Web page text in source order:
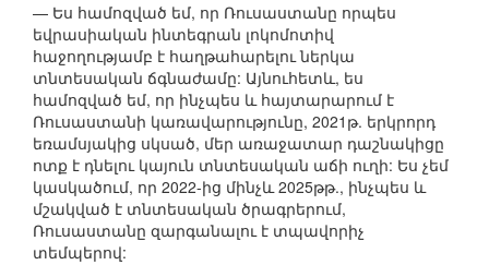
— Ես համոզված եմ, որ Ռուսաստանը որպես
եվրասիական ինտեգրան լոկոմոտիվ
հաջողությամբ է հաղթահարելու ներկա
տնտեսական ճգնաժամը: Այնուհետև, ես
համոզված եմ, որ ինչպես և հայտարարում է
Ռուսաստանի կառավարությունը, 2021թ. երկրորդ
եռամսյակից սկսած, մեր առաջատար դաշնակիցը
ոտք է դնելու կայուն տնտեսական աճի ուղի: Ես չեմ
կասկածում, որ 2022-ից մինչև 2025թթ., ինչպես և
մշակված է տնտեսական ծրագրերում,
Ռուսաստանը զարգանալու է տպավորիչ
տեմպերով: